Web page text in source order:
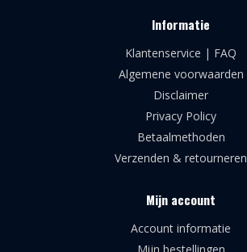
Informatie
Klantenservice | FAQ
Algemene voorwaarden
Disclaimer
Privacy Policy
Betaalmethoden
Verzenden & retourneren
Mijn account
Account informatie